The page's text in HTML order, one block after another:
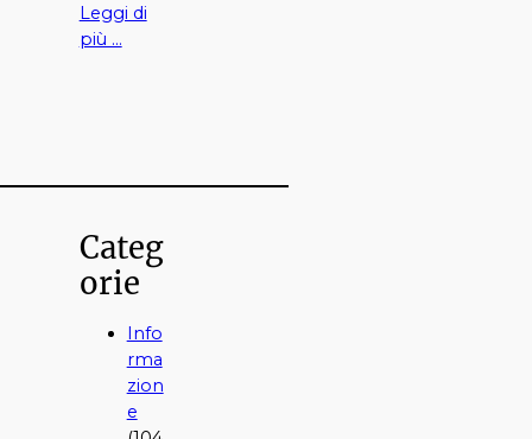
Leggi di
più …
Categ
orie
Info
rma
zion
e